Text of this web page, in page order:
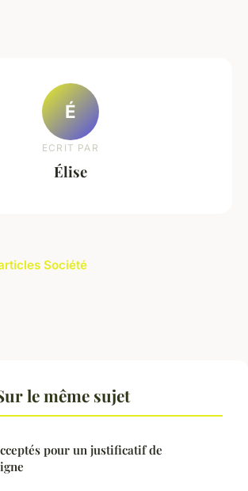
É
ECRIT PAR
Élise
Société
le même sujet
pour un justificatif de